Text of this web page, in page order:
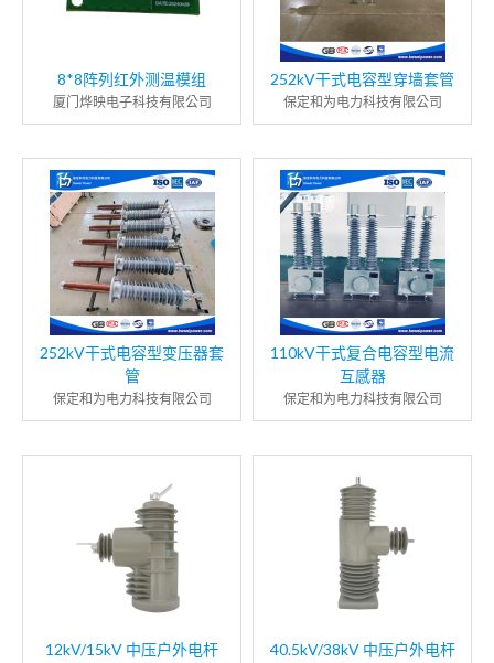
8*8阵列红外测温模组
厦门烨映电子科技有限公司
252kV干式电容型穿墙套管
保定和为电力科技有限公司
252kV干式电容型变压器套
管
保定和为电力科技有限公司
110kV干式复合电容型电流
互感器
保定和为电力科技有限公司
12kV/15kV 中压户外电杆 40.5kV/38kV 中压户外电杆